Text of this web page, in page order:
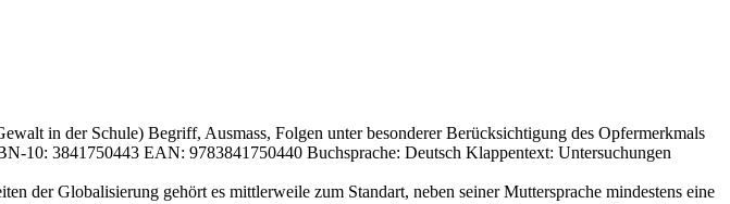
in der Schule) Begriff, Ausmass, Folgen unter besonderer Berücksichtigung des Opfermerkmals
10: 3841750443 EAN: 9783841750440 Buchsprache: Deutsch Klappentext: Untersuchungen
der Globalisierung gehört es mittlerweile zum Standart, neben seiner Muttersprache mindestens eine